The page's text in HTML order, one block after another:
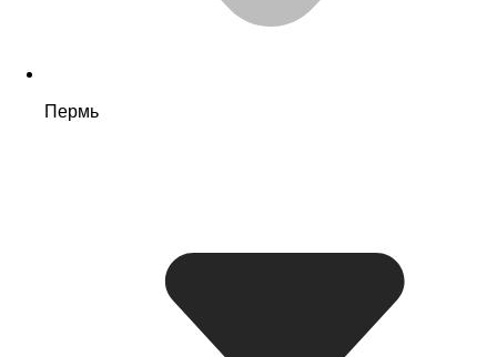
Пермь